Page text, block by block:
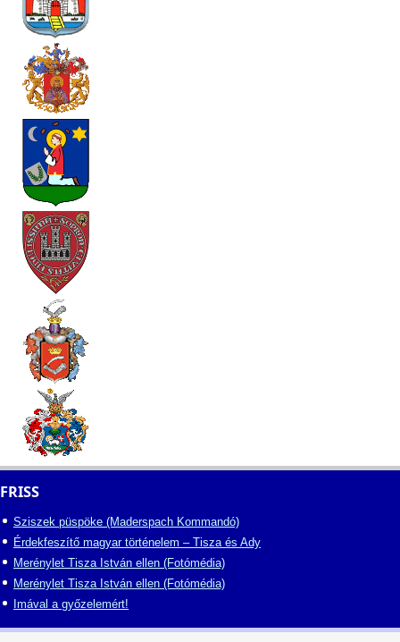
FRISS
Sziszek püspöke (Maderspach Kommandó)
Érdekfeszítő magyar történelem – Tisza és Ady
Merénylet Tisza István ellen (Fotómédia)
Merénylet Tisza István ellen (Fotómédia)
Imával a győzelemért!